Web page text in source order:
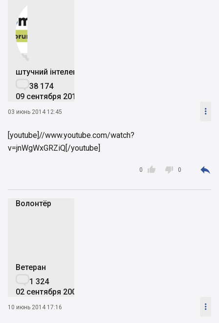


штучний інтелект
38 174
09 сентября 2019
03 июнь 2014 12:45 
[youtube]//www.youtube.com/watch?
v=jnWgWxGRZiQ[/youtube]

0  0 
Волонтёр
Ветеран
1 324
02 сентября 2009
10 июнь 2014 17:16 